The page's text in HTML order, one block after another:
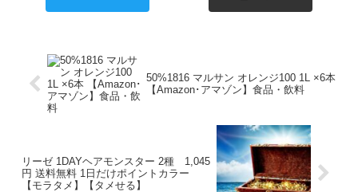
50%1816 マルサン オレンジ100 1L ×6本
【Amazon･アマゾン】食品・飲料
リーゼ 1DAYヘアモンスター 2種 1,045
円 送料無料 1日だけポイントカラー
【モラタメ】【タメせる】